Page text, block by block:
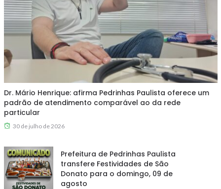
Dr. Mário Henrique: afirma Pedrinhas Paulista oferece um
padrão de atendimento comparável ao da rede
particular
30 de julho de 2026
Prefeitura de Pedrinhas Paulista
transfere Festividades de São
Donato para o domingo, 09 de
agosto